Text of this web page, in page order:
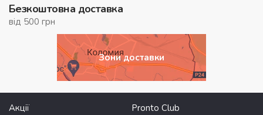
Безкоштовна доставка
від 500 грн
Зони доставки
Акції
Pronto Club